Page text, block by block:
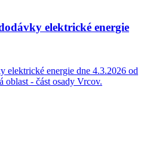
elektrické energie
elektrické energie dne 4.3.2026 od
oblast - část osady Vrcov.